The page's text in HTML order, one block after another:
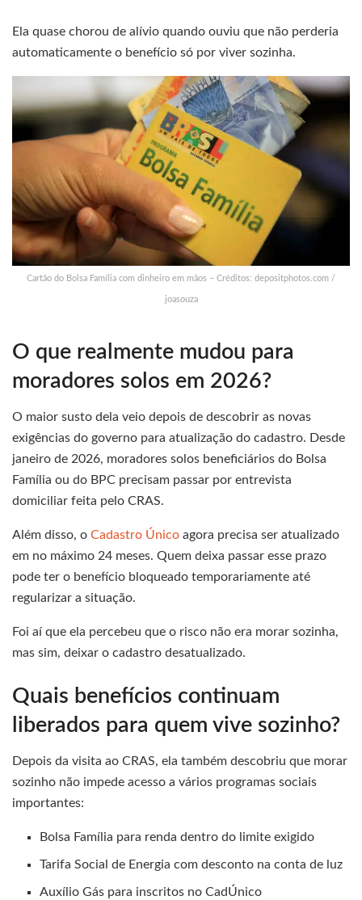
Ela quase chorou de alívio quando ouviu que não perderia
automaticamente o benefício só por viver sozinha.
Cartão do Bolsa Família com dinheiro em mãos – Créditos: depositphotos.com /
joasouza
O que realmente mudou para
moradores solos em 2026?
O maior susto dela veio depois de descobrir as novas
exigências do governo para atualização do cadastro. Desde
janeiro de 2026, moradores solos beneficiários do Bolsa
Família ou do BPC precisam passar por entrevista
domiciliar feita pelo CRAS.
Além disso, o Cadastro Único agora precisa ser atualizado
em no máximo 24 meses. Quem deixa passar esse prazo
pode ter o benefício bloqueado temporariamente até
regularizar a situação.
Foi aí que ela percebeu que o risco não era morar sozinha,
mas sim, deixar o cadastro desatualizado.
Quais benefícios continuam
liberados para quem vive sozinho?
Depois da visita ao CRAS, ela também descobriu que morar
sozinho não impede acesso a vários programas sociais
importantes:
Bolsa Família para renda dentro do limite exigido
Tarifa Social de Energia com desconto na conta de luz
Auxílio Gás para inscritos no CadÚnico